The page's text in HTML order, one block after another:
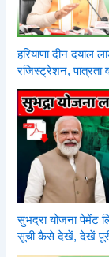
हरियाणा दीन दयाल
रजिस्ट्रेशन, पात्रता
सुभद्रा योजना पेमेंट
सूची कैसे देखें, देखें